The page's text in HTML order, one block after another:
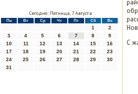
Сегодня: Пятница, 7 Августа
Пн Вт Ср Чт Пт Сб Вс
1
2
3
4 5 6 7 8
9
10
11 12 13 14 15
16
17
18 19 20 21 22
23
24
25 26 27 28 29
30
31
С